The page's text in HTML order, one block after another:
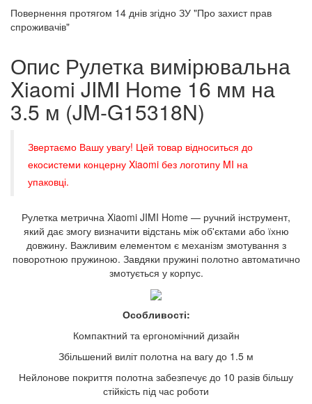
Повернення протягом 14 днів згідно ЗУ "Про захист прав
спроживачів"
Опис Рулетка вимірювальна
Xiaomi JIMI Home 16 мм на
3.5 м (JM-G15318N)
Звертаємо Вашу увагу! Цей товар відноситься до
екосистеми концерну Xiaomi без логотипу MI на
упаковці.
Рулетка метрична Xiaomi JIMI Home — ручний інструмент,
який дає змогу визначити відстань між об'єктами або їхню
довжину. Важливим елементом є механізм змотування з
поворотною пружиною. Завдяки пружині полотно автоматично
змотується у корпус.
Особливості:
Компактний та ергономічний дизайн
Збільшений виліт полотна на вагу до 1.5 м
Нейлонове покриття полотна забезпечує до 10 разів більшу
стійкість під час роботи